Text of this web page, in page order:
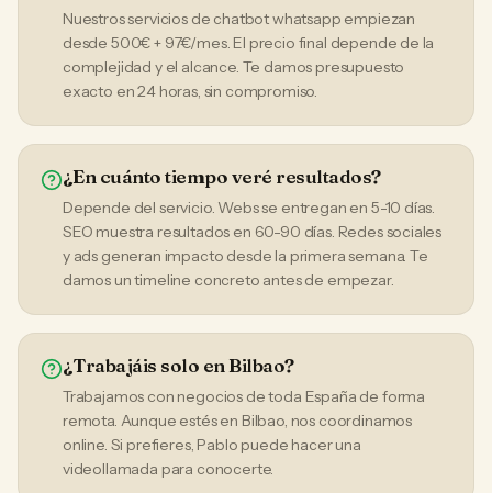
Nuestros servicios de chatbot whatsapp empiezan
desde 500€ + 97€/mes. El precio final depende de la
complejidad y el alcance. Te damos presupuesto
exacto en 24 horas, sin compromiso.
¿En cuánto tiempo veré resultados?
Depende del servicio. Webs se entregan en 5-10 días.
SEO muestra resultados en 60-90 días. Redes sociales
y ads generan impacto desde la primera semana. Te
damos un timeline concreto antes de empezar.
¿Trabajáis solo en Bilbao?
Trabajamos con negocios de toda España de forma
remota. Aunque estés en Bilbao, nos coordinamos
online. Si prefieres, Pablo puede hacer una
videollamada para conocerte.